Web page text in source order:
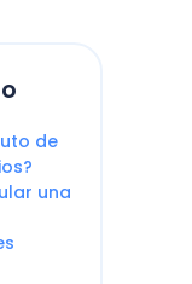
de
una